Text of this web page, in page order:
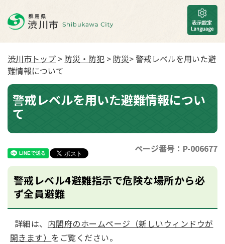
渋川市トップ > 防災・防犯 > 防災> 警戒レベルを用いた避
難情報について
警戒レベルを用いた避難情報につい
て
ページ番号：P-006677
警戒レベル4避難指示で危険な場所から必
ず全員避難
詳細は、 内閣府のホームページ（新しいウィンドウが
開きます） をご覧ください。